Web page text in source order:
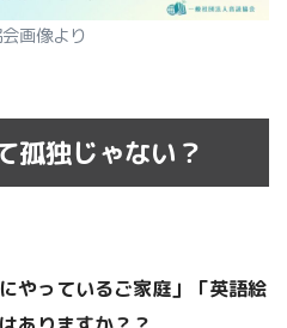
画像より
孤独じゃない？
やっているご家庭」「英語絵